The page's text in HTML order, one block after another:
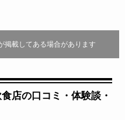
掲載してある場合があります
店の口コミ・体験談・